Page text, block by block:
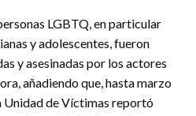
LGBTQ, en particular
y adolescentes, fueron
y asesinadas por los actores
añadiendo que, hasta marzo
Unidad de Víctimas reportó